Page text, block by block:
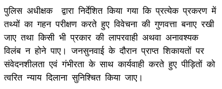
पुलिस अधीक्षक द्वारा निर्देशित किया गया कि प्रत्येक प्रकरण में
तथ्यों का गहन परीक्षण करते हुए विवेचना की गुणवत्ता बनाए रखी
जाए तथा किसी भी प्रकार की लापरवाही अथवा अनावश्यक
विलंब न होने पाए। जनसुनवाई के दौरान प्राप्त शिकायतों पर
संवेदनशीलता एवं गंभीरता के साथ कार्यवाही करते हुए पीड़ितों को
त्वरित न्याय दिलाना सुनिश्चित किया जाए।